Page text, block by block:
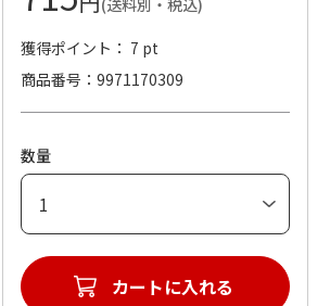
(送料別・税込)
獲得ポイント： 7 pt
商品番号
9971170309
数量
カートに入れる